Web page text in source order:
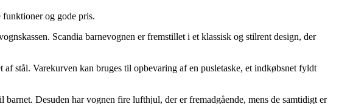
og gode pris.
Scandia barnevognen er fremstillet i et klassisk og stilrent design, der
stål. Varekurven kan bruges til opbevaring af en pusletaske, et indkøbsnet fyldt
Desuden har vognen fire lufthjul, der er fremadgående, mens de samtidigt er